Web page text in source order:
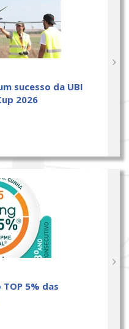
sucesso da UBI
2026
5% das